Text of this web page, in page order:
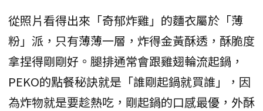
從照片看得出來「奇郁炸雞」的麵衣屬於「薄
粉」派，只有薄薄一層，炸得金黃酥透，酥脆度
拿捏得剛剛好。腿排通常會跟雞翅輪流起鍋，
PEKO的點餐秘訣就是「誰剛起鍋就買誰」，因
為炸物就是要趁熱吃，剛起鍋的口感最優，外酥